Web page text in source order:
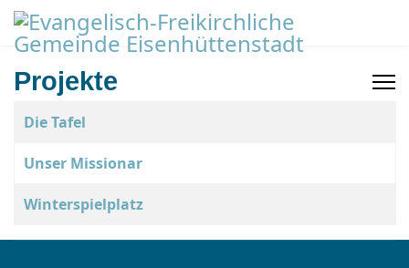
Projekte
Titel
Die Tafel
Unser Missionar
Winterspielplatz